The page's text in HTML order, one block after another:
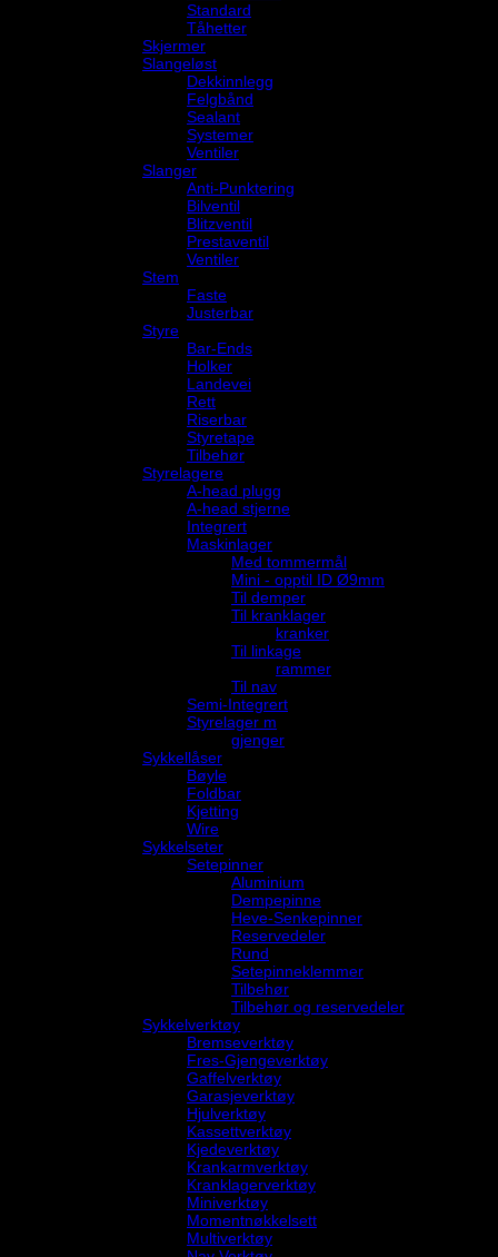
Standard
Tåhetter
Skjermer
Slangeløst
Dekkinnlegg
Felgbånd
Sealant
Systemer
Ventiler
Slanger
Anti-Punktering
Bilventil
Blitzventil
Prestaventil
Ventiler
Stem
Faste
Justerbar
Styre
Bar-Ends
Holker
Landevei
Rett
Riserbar
Styretape
Tilbehør
Styrelagere
A-head plugg
A-head stjerne
Integrert
Maskinlager
Med tommermål
Mini - opptil ID Ø9mm
Til demper
Til kranklager
kranker
Til linkage
rammer
Til nav
Semi-Integrert
Styrelager m
gjenger
Sykkellåser
Bøyle
Foldbar
Kjetting
Wire
Sykkelseter
Setepinner
Aluminium
Dempepinne
Heve-Senkepinner
Reservedeler
Rund
Setepinneklemmer
Tilbehør
Tilbehør og reservedeler
Sykkelverktøy
Bremseverktøy
Fres-Gjengeverktøy
Gaffelverktøy
Garasjeverktøy
Hjulverktøy
Kassettverktøy
Kjedeverktøy
Krankarmverktøy
Kranklagerverktøy
Miniverktøy
Momentnøkkelsett
Multiverktøy